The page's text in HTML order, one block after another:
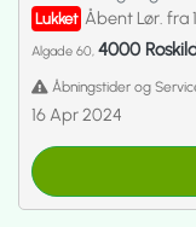
Lukket Åbent Lør. fra
Algade 60, 4000
Åbningstider og
16 Apr 2024